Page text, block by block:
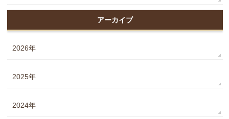
アーカイブ
2026年
2025年
2024年